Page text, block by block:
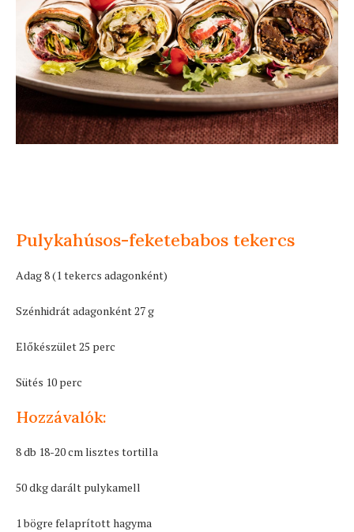
Pulykahúsos-feketebabos tekercs
Adag 8 (1 tekercs adagonként)
Szénhidrát adagonként 27 g
Előkészület 25 perc
Sütés 10 perc
Hozzávalók:
8 db 18-20 cm lisztes tortilla
50 dkg darált pulykamell
1 bögre felaprított hagyma